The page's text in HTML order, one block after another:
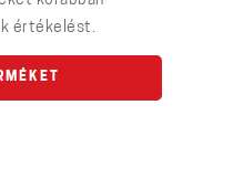
értékelést.